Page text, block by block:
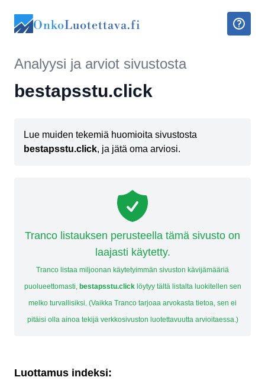
OnkoLuotettava.fi
Analyysi ja arviot sivustosta
bestapsstu.click
Lue muiden tekemiä huomioita sivustosta
bestapsstu.click, ja jätä oma arviosi.
Tranco listauksen perusteella tämä sivusto on
laajasti käytetty.
Tranco listaa miljoonan käytetyimmän sivuston kävijämääriä
puolueettomasti, bestapsstu.clicklöytyy tältä listalta luokitellen sen
melko turvallisiksi. (Vaikka Tranco tarjoaa arvokasta tietoa, sen ei
pitäisi olla ainoa tekijä verkkosivuston luotettavuutta arvioitaessa.)
Luottamus indeksi: